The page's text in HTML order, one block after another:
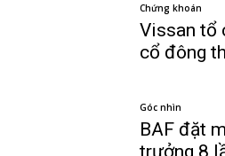
Chứng khoán
Vissan tổ
cổ đông
Góc nhìn
BAF đặt